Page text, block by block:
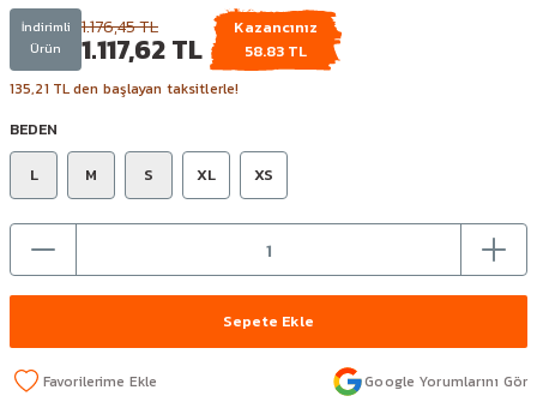
İndirimli
Ürün
1.176,45 TL
1.117,62 TL
Kazancınız
58.83 TL
135,21 TL den başlayan taksitlerle!
BEDEN
L
M S XL XS
Sepete Ekle
Google Yorumlarını Gör